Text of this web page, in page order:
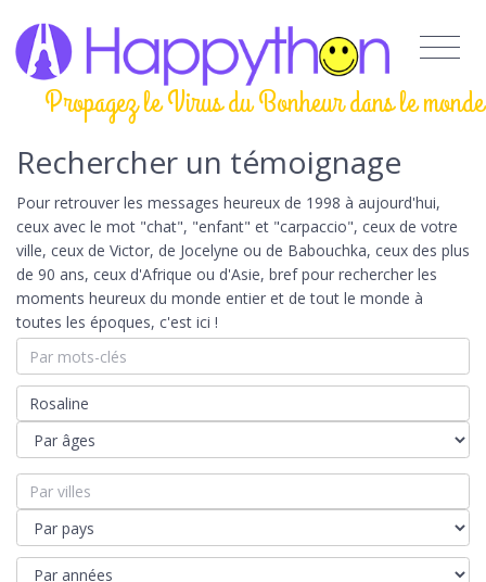
Propagez le Virus du Bonheur dans le monde
Rechercher un témoignage
Pour retrouver les messages heureux de 1998 à aujourd'hui,
ceux avec le mot "chat", "enfant" et "carpaccio", ceux de votre
ville, ceux de Victor, de Jocelyne ou de Babouchka, ceux des plus
de 90 ans, ceux d'Afrique ou d'Asie, bref pour rechercher les
moments heureux du monde entier et de tout le monde à
toutes les époques, c'est ici !